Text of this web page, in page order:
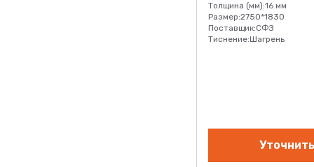
Толщина (мм):16 мм
Размер:2750*1830
Поставщик:СФЗ
Тиснение:Шагрень